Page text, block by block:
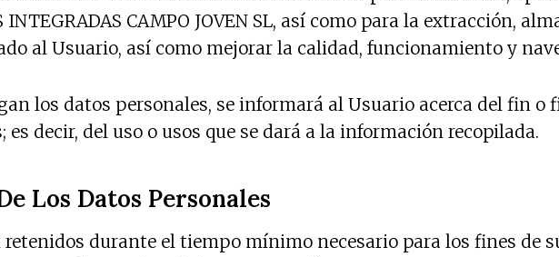
INTEGRADAS CAMPO JOVEN SL, así como para la extracción,
al Usuario, así como mejorar la calidad, funcionamiento y
los datos personales, se informará al Usuario acerca del fin
decir, del uso o usos que se dará a la información recopilada.
Los Datos Personales
retenidos durante el tiempo mínimo necesario para los fines de